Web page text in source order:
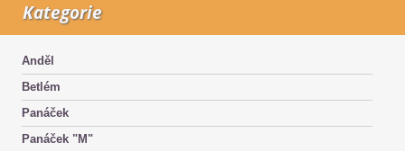
Kategorie
Anděl
Betlém
Panáček
Panáček "M"